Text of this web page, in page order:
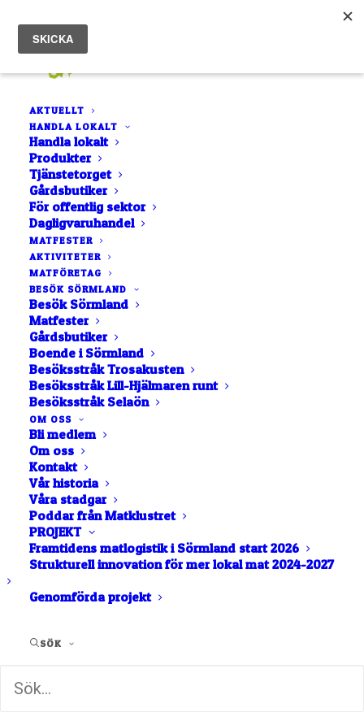
AKTUELLT
HANDLA LOKALT
Handla lokalt
Produkter
Tjänstetorget
Gårdsbutiker
För offentlig sektor
Dagligvaruhandel
MATFESTER
AKTIVITETER
MATFÖRETAG
BESÖK SÖRMLAND
Besök Sörmland
Matfester
Gårdsbutiker
Boende i Sörmland
Besöksstråk Trosakusten
Besöksstråk Lill-Hjälmaren runt
Besöksstråk Selaön
OM OSS
Bli medlem
Om oss
Kontakt
Vår historia
Våra stadgar
Poddar från Matklustret
PROJEKT
Framtidens matlogistik i Sörmland start 2026
Strukturell innovation för mer lokal mat 2024-2027
Genomförda projekt
SÖK
BOKSTAVSORDNING
Strängnäs nya bakverk
heter Tynnelsöruta
Ett lokalt och unikt bakverk, som tar sats i 500-